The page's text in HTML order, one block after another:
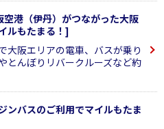
港（伊丹）がつながった大阪
ルもたまる！]
大阪エリアの電車、バスが乗り
とんぼりリバークルーズなど約
ンバスのご利用でマイルもたま